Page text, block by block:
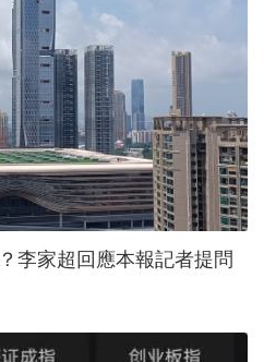
李家超回應本報記者提問